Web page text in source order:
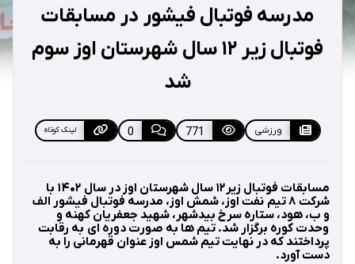
مدرسه فوتبال فیشور در مسابقات
فوتبال زیر ۱۲ سال شهرستان اوز سوم
شد
ورزشی 771
0 لینک کوتاه
مسابقات فوتبال زیر۱۲ سال شهرستان اوز در سال ۱۴۰۲ با
شرکت ۸ تیم نفت اوز، شمش اوز، مدرسه فوتبال فیشور الف
و ب، هود، ستاره سرخ بیدشهر، شهید جعفریان کهنه و
وحدت کوره برگزار شد. تیم ها به صورت دوره ای به رقابت
پرداختند که در نهایت تیم شمس اوز عنوان قهرمانی را به
دست آورد.